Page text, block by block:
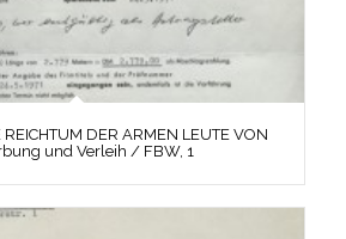
REICHTUM DER ARMEN LEUTE VON
und Verleih / FBW, 1